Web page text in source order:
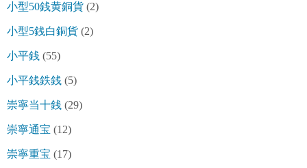
小型50銭黄銅貨 (2)
小型5銭白銅貨 (2)
小平銭 (55)
小平銭鉄銭 (5)
崇寧当十銭 (29)
崇寧通宝 (12)
崇寧重宝 (17)